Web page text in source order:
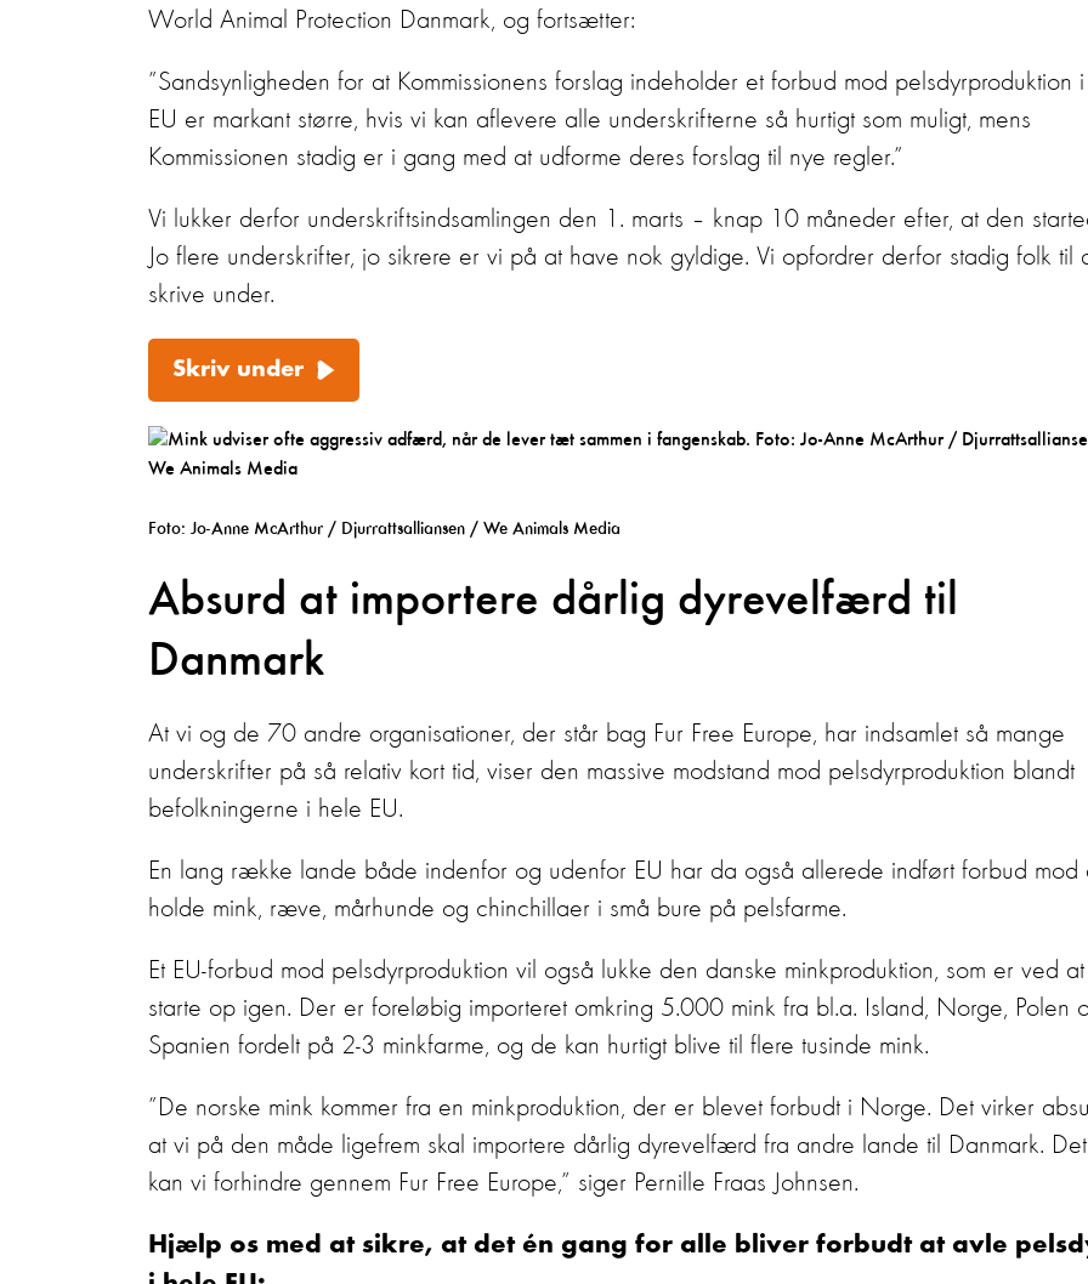
World Animal Protection Danmark, og fortsætter:
”Sandsynligheden for at Kommissionens forslag indeholder et forbud mod pelsdyrproduktion i
EU er markant større, hvis vi kan aflevere alle underskrifterne så hurtigt som muligt, mens
Kommissionen stadig er i gang med at udforme deres forslag til nye regler.”
Vi lukker derfor underskriftsindsamlingen den 1. marts – knap 10 måneder efter, at den
Jo flere underskrifter, jo sikrere er vi på at have nok gyldige. Vi opfordrer derfor stadig folk til
skrive under.
Skriv under
Foto: Jo-Anne McArthur / Djurrattsalliansen / We Animals Media
Absurd at importere dårlig dyrevelfærd til
Danmark
At vi og de 70 andre organisationer, der står bag Fur Free Europe, har indsamlet så mange
underskrifter på så relativ kort tid, viser den massive modstand mod pelsdyrproduktion blandt
befolkningerne i hele EU.
En lang række lande både indenfor og udenfor EU har da også allerede indført forbud mod
holde mink, ræve, mårhunde og chinchillaer i små bure på pelsfarme.
Et EU-forbud mod pelsdyrproduktion vil også lukke den danske minkproduktion, som er ved at
starte op igen. Der er foreløbig importeret omkring 5.000 mink fra bl.a. Island, Norge, Polen
Spanien fordelt på 2-3 minkfarme, og de kan hurtigt blive til flere tusinde mink.
”De norske mink kommer fra en minkproduktion, der er blevet forbudt i Norge. Det virker
at vi på den måde ligefrem skal importere dårlig dyrevelfærd fra andre lande til Danmark. Det
kan vi forhindre gennem Fur Free Europe,” siger Pernille Fraas Johnsen.
Hjælp os med at sikre, at det én gang for alle bliver forbudt at avle